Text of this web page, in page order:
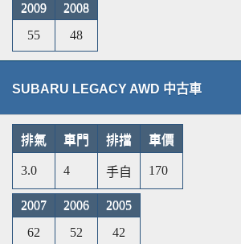
2009
2008
55
48
SUBARU LEGACY AWD 中古車
排氣 車門 排擋 車價
3.0 4 手自 170
2007 2006
2005
62
52 42